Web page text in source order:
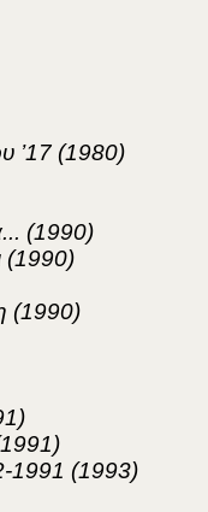
’17 (1980)
(1990)
(1990)
(1990)
1991 (1993)